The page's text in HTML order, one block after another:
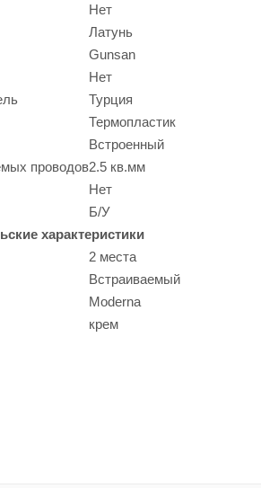
Нет
Латунь
Gunsan
Нет
Турция
Термопластик
Встроенный
проводов2.5 кв.мм
Нет
Б/У
характеристики
2 места
Встраиваемый
Moderna
крем